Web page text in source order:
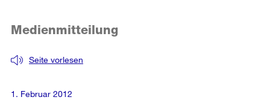
Seite vorlesen
Medienmitteilung
1. Februar 2012